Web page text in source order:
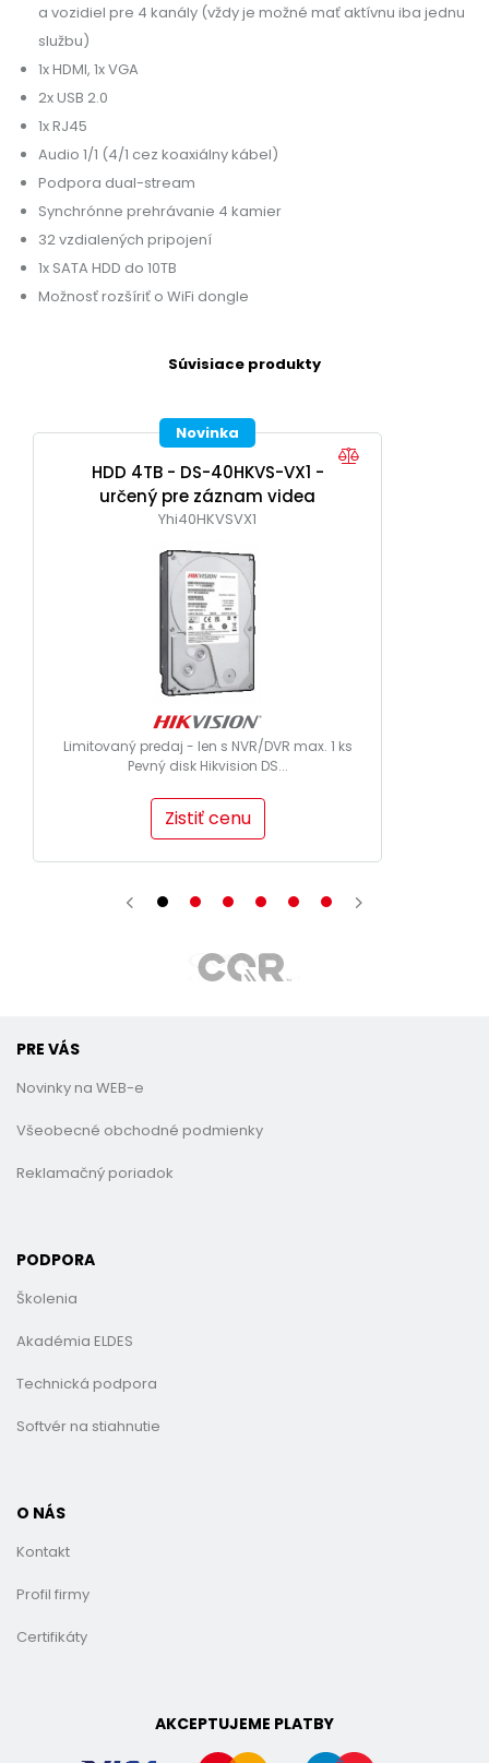
a vozidiel pre 4 kanály (vždy je možné mať aktívnu iba jednu
službu)
1x HDMI, 1x VGA
2x USB 2.0
1x RJ45
Audio 1/1 (4/1 cez koaxiálny kábel)
Podpora dual-stream
Synchrónne prehrávanie 4 kamier
32 vzdialených pripojení
1x SATA HDD do 10TB
Možnosť rozšíriť o WiFi dongle
Súvisiace produkty
Novinka
HDD 4TB - DS-40HKVS-VX1 -
určený pre záznam videa
Yhi40HKVSVX1
Limitovaný predaj - len s NVR/DVR max. 1 ks
Pevný disk Hikvision DS...
Zistiť cenu
PRE VÁS
Novinky na WEB-e
Všeobecné obchodné podmienky
Reklamačný poriadok
PODPORA
Školenia
Akadémia ELDES
Technická podpora
Softvér na stiahnutie
O NÁS
Kontakt
Profil firmy
Certifikáty
AKCEPTUJEME PLATBY